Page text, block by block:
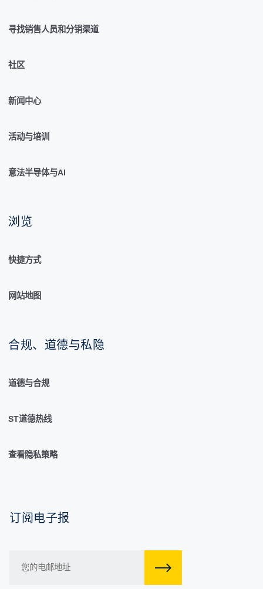
寻找销售人员和分销渠道
社区
新闻中心
活动与培训
意法半导体与AI
浏览
快捷方式
网站地图
合规、道德与私隐
道德与合规
ST道德热线
查看隐私策略
订阅电子报